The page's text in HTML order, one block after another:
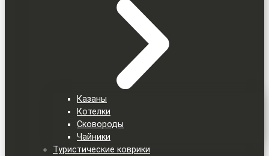
Казаны
Котелки
Сковороды
Чайники
Туристические коврики